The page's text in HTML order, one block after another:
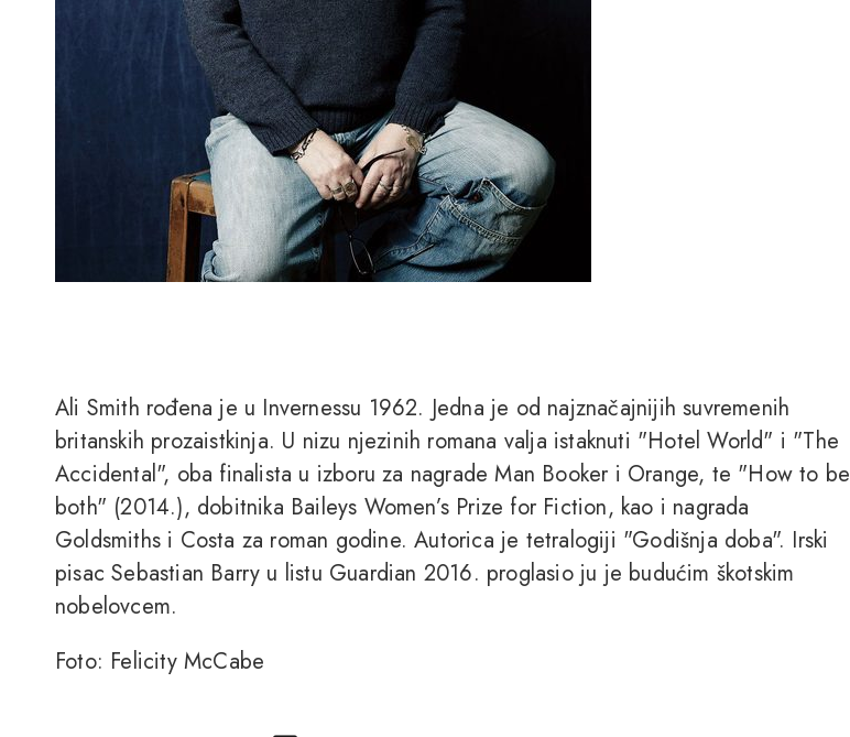
Ali Smith rođena je u Invernessu 1962. Jedna je od najznačajnijih suvremenih
britanskih prozaistkinja. U nizu njezinih romana valja istaknuti "Hotel World" i "The
Accidental", oba finalista u izboru za nagrade Man Booker i Orange, te "How to be
both" (2014.), dobitnika Baileys Women’s Prize for Fiction, kao i nagrada
Goldsmiths i Costa za roman godine. Autorica je tetralogiji "Godišnja doba". Irski
pisac Sebastian Barry u listu Guardian 2016. proglasio ju je budućim škotskim
nobelovcem.
Foto: Felicity McCabe